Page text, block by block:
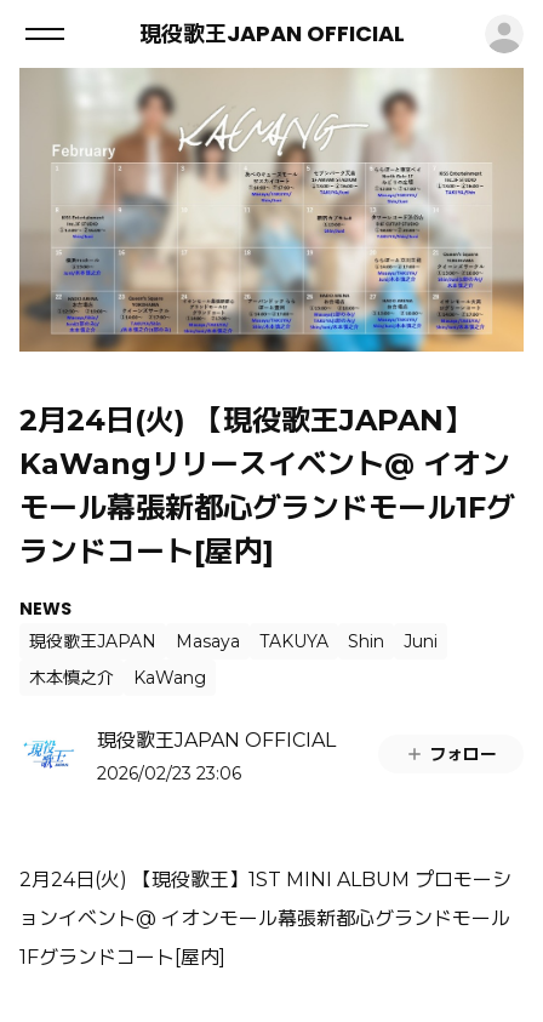
現役歌王JAPAN OFFICIAL
2月24日(火) 【現役歌王JAPAN】
KaWangリリースイベント@ イオン
モール幕張新都心グランドモール1Fグ
ランドコート[屋内]
NEWS
現役歌王JAPAN Masaya TAKUYA Shin
Juni
木本慎之介
KaWang
現役歌王JAPAN OFFICIAL
2026/02/23 23:06
フォロー
2月24日(火) 【現役歌王】1ST MINI ALBUM プロモーシ
ョンイベント@ イオンモール幕張新都心グランドモール
1Fグランドコート[屋内]